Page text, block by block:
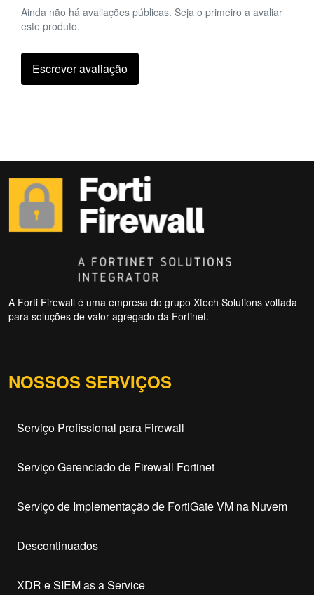
Ainda não há avaliações públicas. Seja o primeiro a avaliar
este produto.
Escrever avaliação
A Forti Firewall é uma empresa do grupo Xtech Solutions voltada
para soluções de valor agregado da Fortinet.
NOSSOS SERVIÇOS
Serviço Profissional para Firewall
Serviço Gerenciado de Firewall Fortinet
Serviço de Implementação de FortiGate VM na Nuvem
Descontinuados
XDR e SIEM as a Service